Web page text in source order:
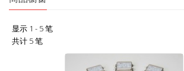
显示 1 - 5 笔
共计 5 笔